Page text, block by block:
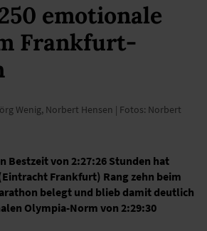
emotionale
Frankfurt-
Wenig, Norbert Hensen | Fotos: Norbert
Bestzeit von 2:27:26 Stunden hat
Frankfurt) Rang zehn beim
belegt und blieb damit deutlich
Olympia-Norm von 2:29:30